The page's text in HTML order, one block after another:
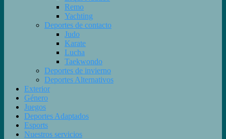
Remo
Yachting
Deportes de contacto
Judo
Karate
Lucha
Taekwondo
Deportes de invierno
Deportes Alternativos
Exterior
Género
Juegos
Deportes Adaptados
Esports
Nuestros servicios